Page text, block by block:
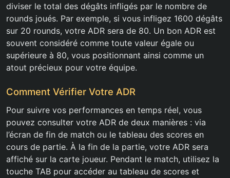
diviser le total des dégâts infligés par le nombre de
rounds joués. Par exemple, si vous infligez 1600 dégâts
sur 20 rounds, votre ADR sera de 80. Un bon ADR est
souvent considéré comme toute valeur égale ou
supérieure à 80, vous positionnant ainsi comme un
atout précieux pour votre équipe.
Comment Vérifier Votre ADR
Pour suivre vos performances en temps réel, vous
pouvez consulter votre ADR de deux manières : via
l’écran de fin de match ou le tableau des scores en
cours de partie. À la fin de la partie, votre ADR sera
affiché sur la carte joueur. Pendant le match, utilisez la
touche TAB pour accéder au tableau de scores et